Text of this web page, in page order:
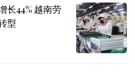
长44% 越南劳
型